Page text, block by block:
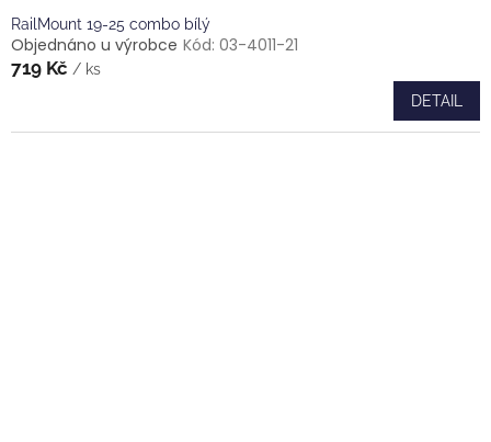
RailMount 19-25 combo bílý
Objednáno u výrobce Kód: 03-4011-21
719 Kč / ks
DETAIL